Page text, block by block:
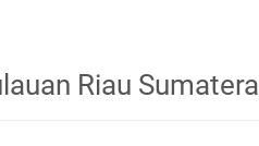
Riau Sumatera